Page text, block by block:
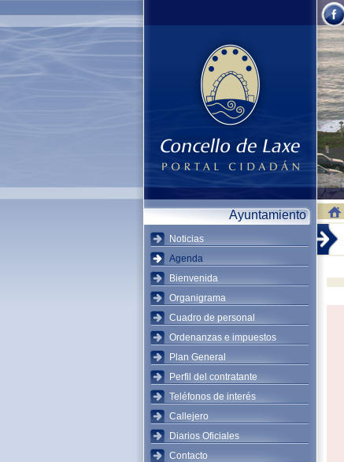
Ayuntamiento
Noticias
Agenda
Bienvenida
Organigrama
Cuadro de personal
Ordenanzas e impuestos
Plan General
Perfil del contratante
Teléfonos de interés
Callejero
Diarios Oficiales
Contacto